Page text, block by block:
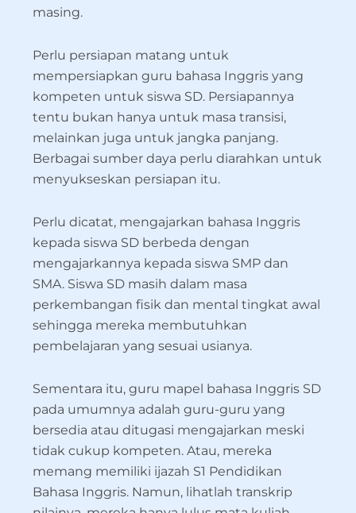
masing.
Perlu persiapan matang untuk
mempersiapkan guru bahasa Inggris yang
kompeten untuk siswa SD. Persiapannya
tentu bukan hanya untuk masa transisi,
melainkan juga untuk jangka panjang.
Berbagai sumber daya perlu diarahkan untuk
menyukseskan persiapan itu.
Perlu dicatat, mengajarkan bahasa Inggris
kepada siswa SD berbeda dengan
mengajarkannya kepada siswa SMP dan
SMA. Siswa SD masih dalam masa
perkembangan fisik dan mental tingkat awal
sehingga mereka membutuhkan
pembelajaran yang sesuai usianya.
Sementara itu, guru mapel bahasa Inggris SD
pada umumnya adalah guru-guru yang
bersedia atau ditugasi mengajarkan meski
tidak cukup kompeten. Atau, mereka
memang memiliki ijazah S1 Pendidikan
Bahasa Inggris. Namun, lihatlah transkrip